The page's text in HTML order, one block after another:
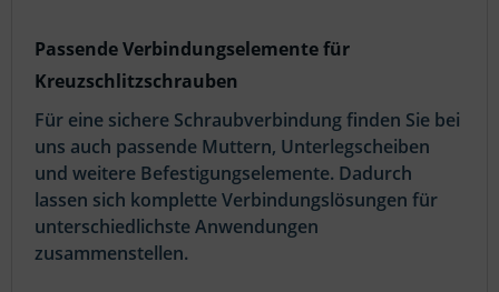
Passende Verbindungselemente für
Kreuzschlitzschrauben
Für eine sichere Schraubverbindung finden Sie bei
uns auch passende Muttern, Unterlegscheiben
und weitere Befestigungselemente. Dadurch
lassen sich komplette Verbindungslösungen für
unterschiedlichste Anwendungen
zusammenstellen.